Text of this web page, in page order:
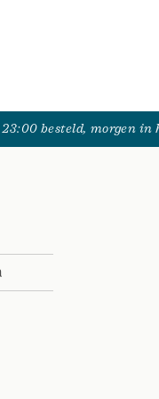
besteld, morgen in